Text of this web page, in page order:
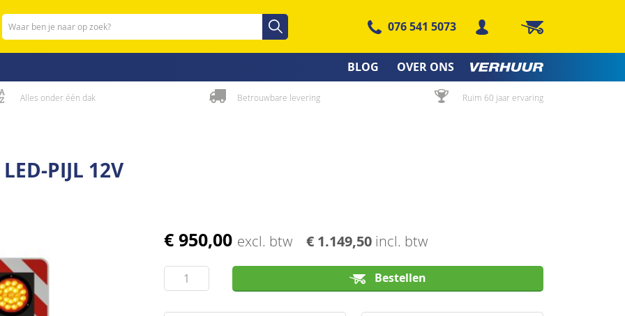
Zoeken Zoeken
076 541 5073 Winkelwagen
BLOG OVER ONS
Alles onder één dak Betrouwbare levering Ruim 60 jaar ervaring
PIJL 12V
€ 950,00 excl. btw € 1.149,50 incl. btw
Bestellen